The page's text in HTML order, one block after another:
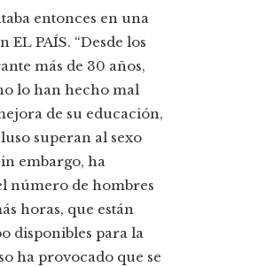
entonces en una
EL PAÍS. “Desde los
más de 30 años,
lo han hecho mal
de su educación,
superan al sexo
embargo, ha
número de hombres
horas, que están
disponibles para la
ha provocado que se